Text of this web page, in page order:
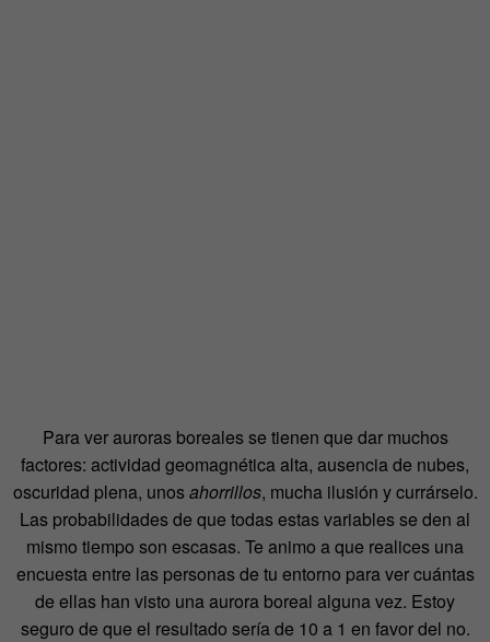
Para ver auroras boreales se tienen que dar muchos
factores: actividad geomagnética alta, ausencia de nubes,
oscuridad plena, unosahorrillos, mucha ilusión y currárselo.
Las probabilidades de que todas estas variables se den al
mismo tiempo son escasas. Te animo a que realices una
encuesta entre las personas de tu entorno para ver cuántas
de ellas han visto una aurora boreal alguna vez. Estoy
seguro de que el resultado sería de 10 a 1 en favor del no.